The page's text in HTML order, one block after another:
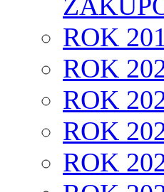
ROK
ROK
ROK
ROK
ROK